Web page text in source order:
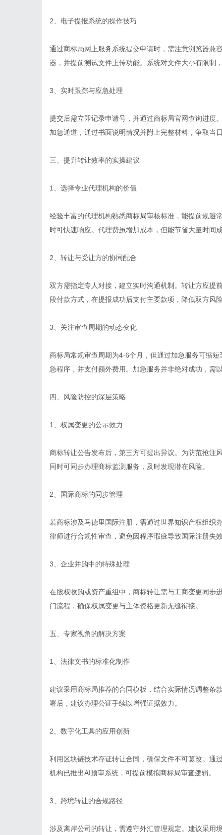
2、电子提报系统的操作技巧
通过商标局网上服务系统提交申请时，需注意浏览器兼
器，并提前测试文件上传功能。系统对文件大小有限制
3、实时跟踪与应急处理
提交后需立即记录申请号，并通过商标局官网查询进度
加急通道，通过书面说明情况并附上完整材料，争取当
三、提升转让效率的实操建议
1、选择专业代理机构的价值
经验丰富的代理机构熟悉商标局审核标准，能提前规避
时可快速响应。代理费虽增加成本，但能节省大量时间
2、转让与受让方的协同配合
双方需指定专人对接，建立实时沟通机制。转让方应提
段付款方式，在提报成功后支付主要款项，降低双方风
3、关注审查周期的动态变化
商标局常规审查周期为4-6个月，但通过加急服务可缩
急程序，并支付额外费用。加急服务并非绝对成功，需
四、风险防控的深层策略
1、权属变更的公示效力
商标转让公告发布后，第三方可提出异议。为防范抢注
同时可同步办理商标监测服务，及时发现潜在风险。
2、国际商标的同步管理
若商标涉及马德里国际注册，需通过世界知识产权组织
律师进行合规性审查，避免因程序瑕疵导致国际注册失
3、企业并购中的特殊处理
在股权收购或资产重组中，商标转让需与工商变更同步
门流程，确保权属变更与主体资格更新无缝衔接。
五、专家视角的解决方案
1、法律文书的标准化制作
建议采用商标局推荐的合同模板，结合实际情况调整条
署后，建议办理公证手续以增强证据效力。
2、数字化工具的应用创新
利用区块链技术存证转让合同，确保文件不可篡改。通
机构已推出AI预审系统，可提前模拟商标局审查逻辑。
3、跨境转让的合规路径
涉及离岸公司的转让，需遵守外汇管理规定。建议采用